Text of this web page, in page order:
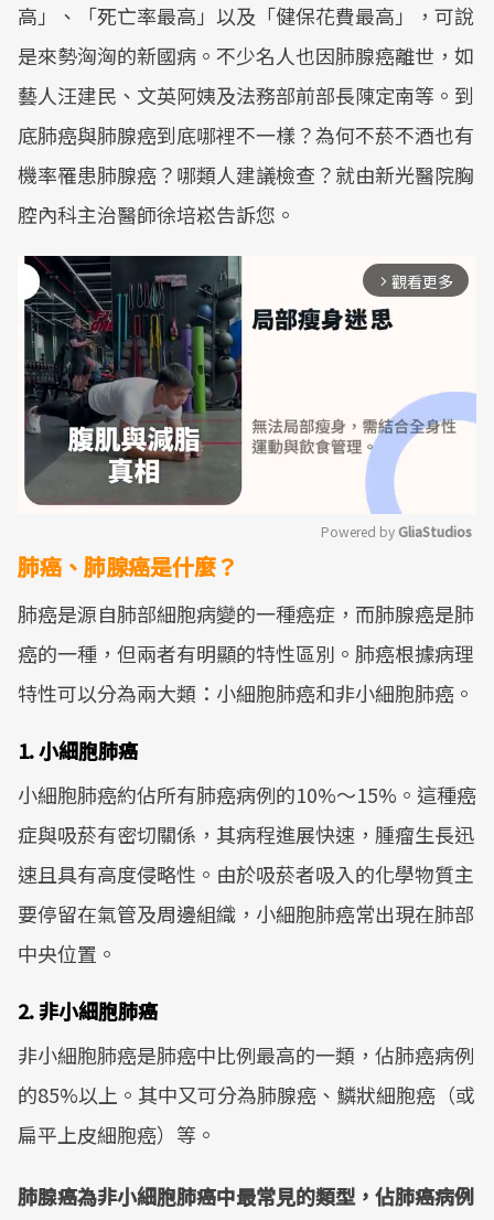
高」、「死亡率最高」以及「健保花費最高」，可說
是來勢洶洶的新國病。不少名人也因肺腺癌離世，如
藝人汪建民、文英阿姨及法務部前部長陳定南等。到
底肺癌與肺腺癌到底哪裡不一樣？為何不菸不酒也有
機率罹患肺腺癌？哪類人建議檢查？就由新光醫院胸
腔內科主治醫師徐培崧告訴您。
arrow_forward_ios 觀看更多
Powered by GliaStudios
肺癌、肺腺癌是什麼？
肺癌是源自肺部細胞病變的一種癌症，而肺腺癌是肺
癌的一種，但兩者有明顯的特性區別。肺癌根據病理
特性可以分為兩大類：小細胞肺癌和非小細胞肺癌。
1. 小細胞肺癌
小細胞肺癌約佔所有肺癌病例的10%～15%。這種癌
症與吸菸有密切關係，其病程進展快速，腫瘤生長迅
速且具有高度侵略性。由於吸菸者吸入的化學物質主
要停留在氣管及周邊組織，小細胞肺癌常出現在肺部
中央位置。
2. 非小細胞肺癌
非小細胞肺癌是肺癌中比例最高的一類，佔肺癌病例
的85%以上。其中又可分為肺腺癌、鱗狀細胞癌（或
扁平上皮細胞癌）等。
肺腺癌為非小細胞肺癌中最常見的類型，佔肺癌病例